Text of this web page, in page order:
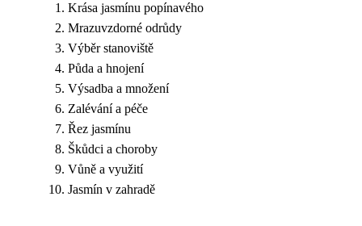
Krása jasmínu popínavého
Mrazuvzdorné odrůdy
Výběr stanoviště
Půda a hnojení
Výsadba a množení
Zalévání a péče
Řez jasmínu
Škůdci a choroby
Vůně a využití
Jasmín v zahradě